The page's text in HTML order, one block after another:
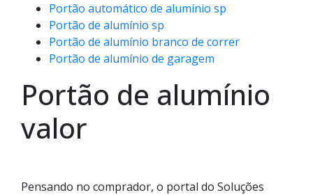
Portão automático de alumínio sp
Portão de alumínio sp
Portão de alumínio branco de correr
Portão de alumínio de garagem
Portão de alumínio
valor
Pensando no comprador, o portal do Soluções